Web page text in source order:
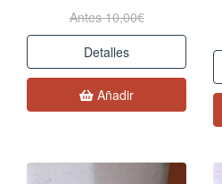
Antes 10,00€
Detalles
Añadir